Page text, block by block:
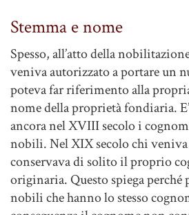
Stemma e nome
Spesso, all’atto della
veniva autorizzato a portare un
poteva far riferimento alla
nome della proprietà fondiaria.
ancora nel XVIII secolo i
nobili. Nel XIX secolo chi
conservava di solito il proprio
originaria. Questo spiega perché
nobili che hanno lo stesso